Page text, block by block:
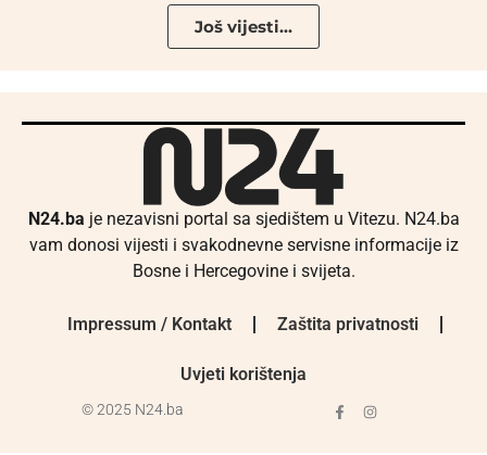
Još vijesti...
N24.ba je nezavisni portal sa sjedištem u Vitezu. N24.ba
vam donosi vijesti i svakodnevne servisne informacije iz
Bosne i Hercegovine i svijeta.
Impressum / Kontakt Zaštita privatnosti
Uvjeti korištenja
© 2025 N24.ba